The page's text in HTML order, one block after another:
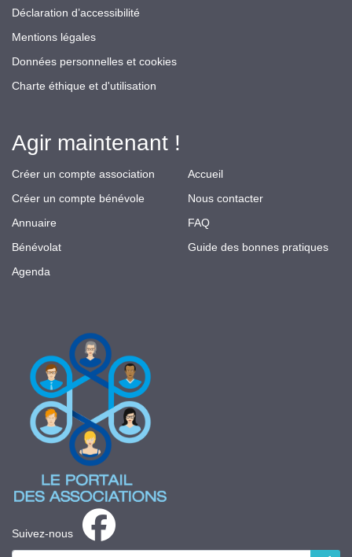
Suivez-nous
Déclaration d’accessibilité
Mentions légales
Données personnelles et cookies
Charte éthique et d'utilisation
Agir maintenant !
Créer un compte association
Créer un compte bénévole
Annuaire
Bénévolat
Agenda
Accueil
Nous contacter
FAQ
Guide des bonnes pratiques